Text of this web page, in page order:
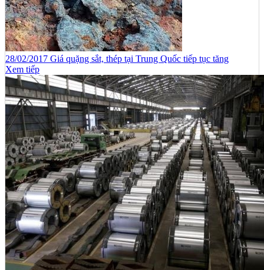
28/02/2017 Giá quặng sắt, thép tại Trung Quốc tiếp tục tăng
Xem tiếp